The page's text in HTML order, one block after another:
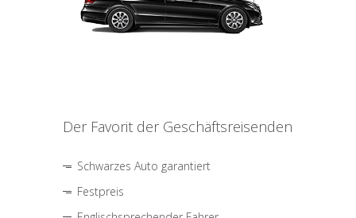
Der Favorit der Geschäftsreisenden
Schwarzes Auto garantiert
Festpreis